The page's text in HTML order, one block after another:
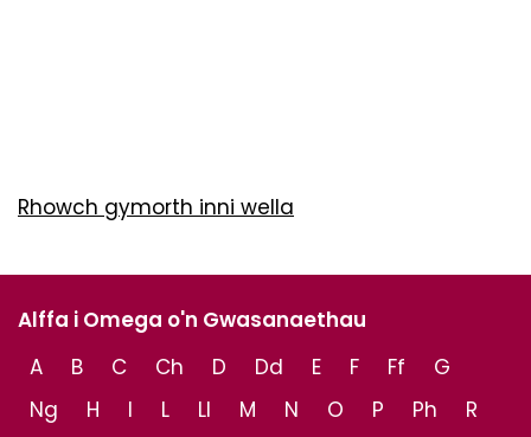
Rhowch gymorth inni wella
Alffa i Omega o'n Gwasanaethau
A
B C Ch D Dd E F Ff
G
Ng
H I L Ll M N O P Ph
R